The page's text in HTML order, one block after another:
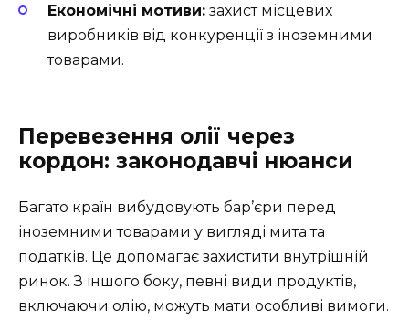
Економічні мотиви: захист місцевих
виробників від конкуренції з іноземними
товарами.
Перевезення олії через
кордон: законодавчі нюанси
Багато країн вибудовують бар’єри перед
іноземними товарами у вигляді мита та
податків. Це допомагає захистити внутрішній
ринок. З іншого боку, певні види продуктів,
включаючи олію, можуть мати особливі вимоги.